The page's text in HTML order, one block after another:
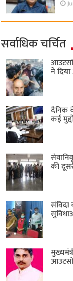
सर्वाधिक चर्चित
ने
दैनिक
कई
की